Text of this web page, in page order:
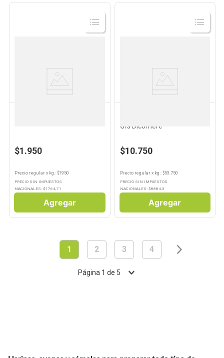
Ver
Producto
$1.950
Precio regular x kg.: $1950
PRECIO SIN IMPUESTOS
NACIONALES: $ 1764,71
Agregar
Ver
Producto
Grs Dicomere
$10.750
Precio regularx kg.: $53.750
PRECIO SIN IMPUESTOS
NACIONALES: $8884,3
Agregar
1 2 3 4
Página 1 de 5